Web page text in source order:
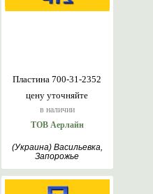
цену уточняйте
в наличии
Пластина 700-31-2352
ТОВ Аерлайн
(Украина) Васильевка,
Запорожье